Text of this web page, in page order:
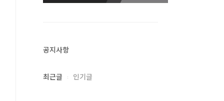
공지사항
최근글 인기글